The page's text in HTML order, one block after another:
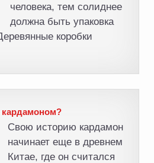
человека, тем солиднее
должна быть упаковка
коробки
кардамоном?
Свою историю кардамон
начинает еще в древнем
Китае, где он считался